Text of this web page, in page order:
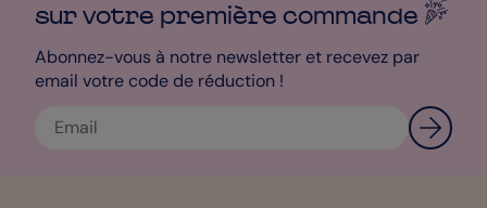
sur votre première commande
Abonnez-vous à notre newsletter et recevez par
email votre code de réduction !